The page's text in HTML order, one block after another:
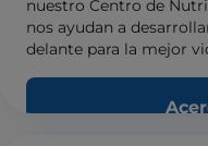
nuestro Centro de
nos ayudan a
delante para la mejor